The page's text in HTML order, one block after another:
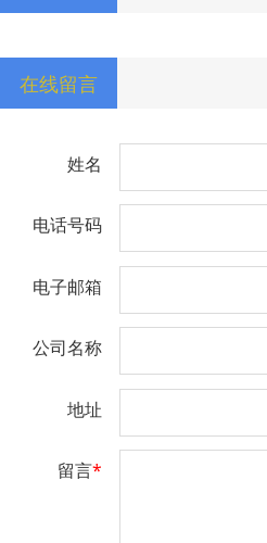
在线留言
姓名
电话号码
电子邮箱
公司名称
地址
留言*